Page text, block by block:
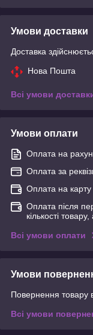
Умови доставки
Доставка
Нова Пошта
Всі умови
Умови оплати
Оплата на
Оплата за
Оплата на
Оплата після
кількості
Всі умови оплати
Умови
Повернення товару
Всі умови